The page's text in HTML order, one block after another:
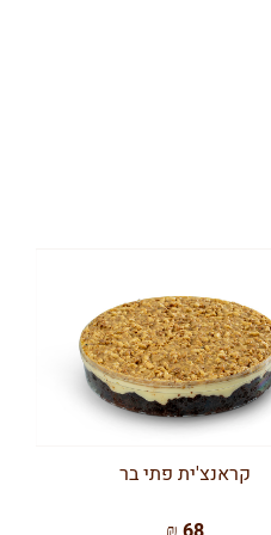
קראנצ'ית פתי בר